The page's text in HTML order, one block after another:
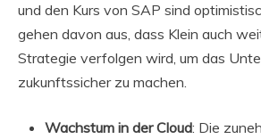
und den Kurs von SAP sind
gehen davon aus, dass Klein auch
Strategie verfolgen wird, um das
zukunftssicher zu machen.
Wachstum in der Cloud: Die